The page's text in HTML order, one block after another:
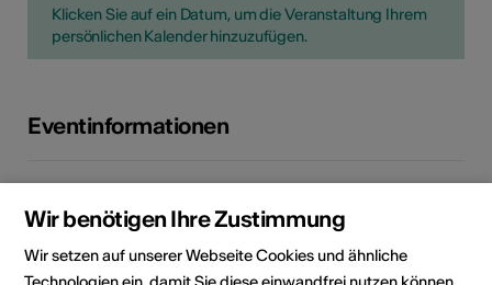
Klicken Sie auf ein Datum, um die Veranstaltung Ihrem
persönlichen Kalender hinzuzufügen.
Eventinformationen
Lokalität
Médiathèque Valais - Sion
Rue de Lausanne 45
Wir benötigen Ihre Zustimmung
Wir setzen auf unserer Webseite Cookies und ähnliche